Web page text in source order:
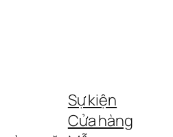
Sự kiện
Cửa hàng